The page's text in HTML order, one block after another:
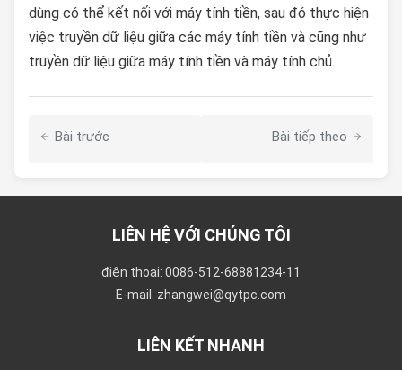
dùng có thể kết nối với máy tính tiền, sau đó thực hiện
việc truyền dữ liệu giữa các máy tính tiền và cũng như
truyền dữ liệu giữa máy tính tiền và máy tính chủ.
Bài trước Bài tiếp theo
LIÊN HỆ VỚI CHÚNG TÔI
điện thoại: 0086-512-68881234-11
E-mail: zhangwei@qytpc.com
LIÊN KẾT NHANH